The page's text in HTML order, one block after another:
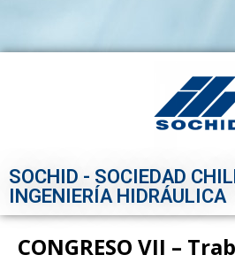
SOCHID - SOCIEDAD
INGENIERÍA HIDRÁULICA
CONGRESO VII –